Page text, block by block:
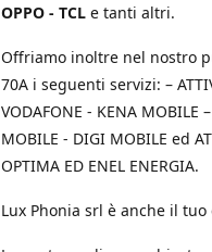
OPPO - TCL e tanti altri.
Offriamo inoltre nel nostro
70A i seguenti servizi: –
VODAFONE - KENA MOBILE
MOBILE - DIGI MOBILE ed
OPTIMA ED ENEL ENERGIA.
Lux Phonia srl è anche il tuo